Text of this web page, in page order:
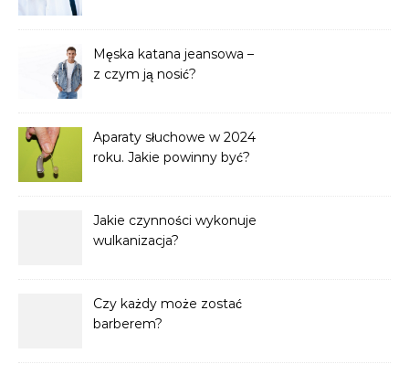
Męska katana jeansowa –
z czym ją nosić?
Aparaty słuchowe w 2024
roku. Jakie powinny być?
Jakie czynności wykonuje
wulkanizacja?
Czy każdy może zostać
barberem?